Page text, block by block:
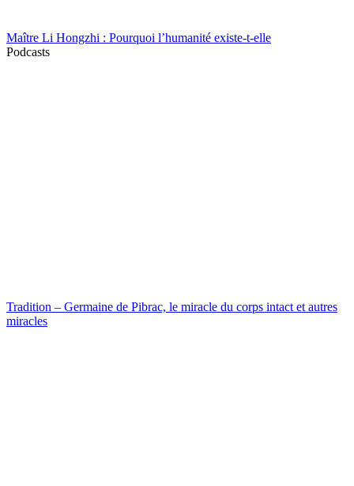
Maître Li Hongzhi : Pourquoi l’humanité existe-t-elle
Podcasts
Tradition – Germaine de Pibrac, le miracle du corps intact et autres
miracles